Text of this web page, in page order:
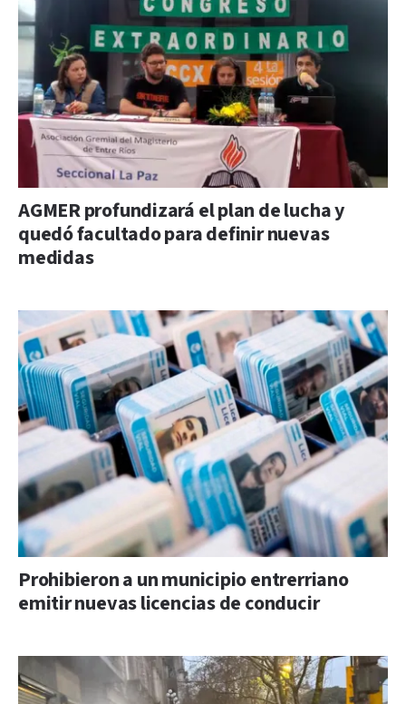
AGMER profundizará el plan de lucha y
quedó facultado para definir nuevas
medidas
Prohibieron a un municipio entrerriano
emitir nuevas licencias de conducir